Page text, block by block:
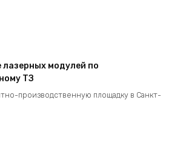
лазерных модулей по
ТЗ
производственную площадку в Санкт-